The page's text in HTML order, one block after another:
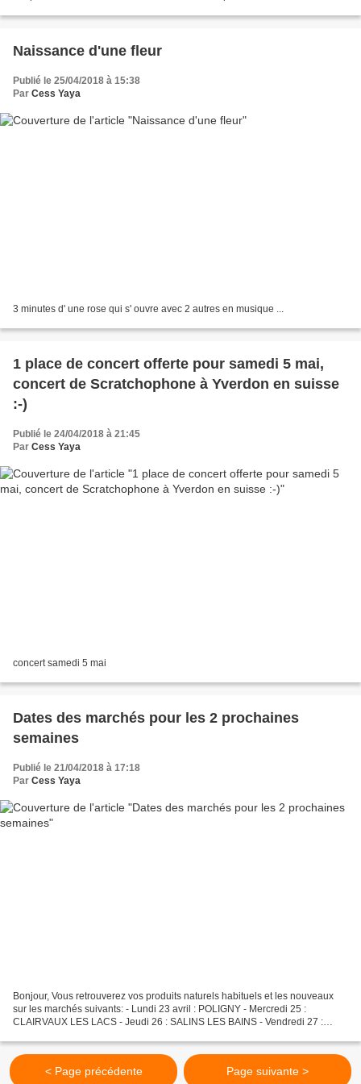
Naissance d'une fleur
Publié le 25/04/2018 à 15:38
Par Cess Yaya
3 minutes d' une rose qui s' ouvre avec 2 autres en musique ...
1 place de concert offerte pour samedi 5 mai,
concert de Scratchophone à Yverdon en suisse
:-)
Publié le 24/04/2018 à 21:45
Par Cess Yaya
concert samedi 5 mai
Dates des marchés pour les 2 prochaines
semaines
Publié le 21/04/2018 à 17:18
Par Cess Yaya
Bonjour, Vous retrouverez vos produits naturels habituels et les nouveaux
sur les marchés suivants: - Lundi 23 avril : POLIGNY - Mercredi 25 :
CLAIRVAUX LES LACS - Jeudi 26 : SALINS LES BAINS - Vendredi 27 :
< Page précédente Page suivante >